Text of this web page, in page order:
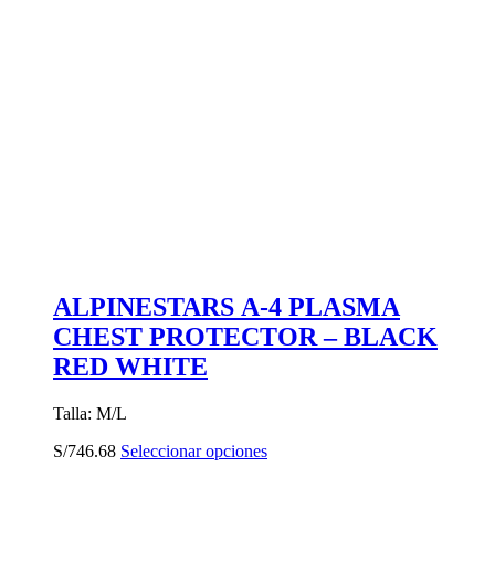
ALPINESTARS A-4 PLASMA
CHEST PROTECTOR – BLACK
RED WHITE
Talla: M/L
S/746.68 Seleccionar opcionesEste